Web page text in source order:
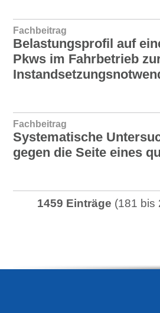
Fachbeitrag
Belastungsprofil auf
Pkws im Fahrbetrieb
Fachbeitrag
Systematische
gegen die Seite eines
1459 Einträge (181 bis